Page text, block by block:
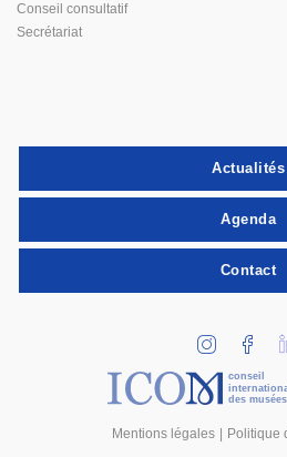
Conseil consultatif
Secrétariat
Actualités
Agenda
Contact
conseil
des musées
Mentions légales Politique